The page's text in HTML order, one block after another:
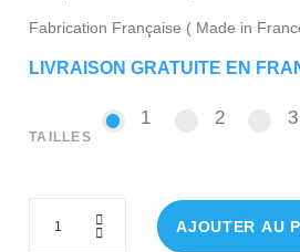
Fabrication Française ( Made in
LIVRAISON GRATUITE EN
TAILLES
1 22 33
AJOUTER AU